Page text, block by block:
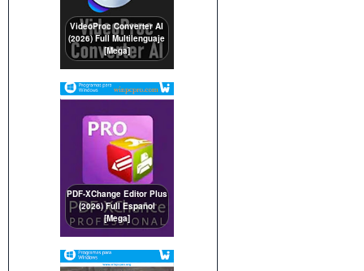
VideoProc Converter AI
(2026) Full Multilenguaje
[Mega]
PDF-XChange Editor Plus
(2026) Full Español
[Mega]